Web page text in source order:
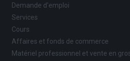
Demande d'emploi
Services
Cours
Affaires et fonds de commerce
Matériel professionnel et vente en